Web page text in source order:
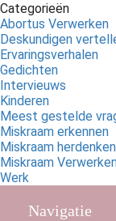
Categorieën
Abortus Verwerken
Deskundigen
Ervaringsverhalen
Gedichten
Intervieuws
Kinderen
Meest gestelde
Miskraam erkennen
Miskraam herdenken
Miskraam
Werk
Navigatie